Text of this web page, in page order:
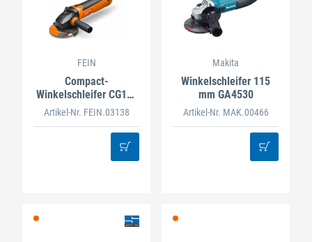
FEIN
Compact-
Winkelschleifer CG15-
125BL
Artikel-Nr. FEIN.03138
Makita
Winkelschleifer 115
mm GA4530
Artikel-Nr. MAK.00466